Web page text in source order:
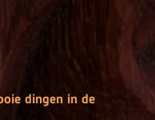
dingen in de